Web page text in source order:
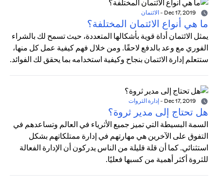
- الائتمان
ما هي أنواع الائتمان المختلفة؟
يمثل الائتمان أداة قوية بأشكالها المتعددة، حيث تسمح لك بالشراء
الفوري مع وعد بالدفع لاحقًا. ومن خلال فهم كيفية عمل كل منها،
ستتعلم إدارة الائتمان بنجاح وكيفية استخدامه بما يحقق لك الفوائد.
- إدارة الثروات
هل تحتاج إلى مدير ثروة؟
السمة البسيطة التي تميز جميع الأثرياء في العالم وتساعدهم في
التفوق على الآخرين هي مهارتهم في إدارة ممتلكاتهم بشكل
استثنائي. كما أن قلة قليلة من الناس يدركون أن الإدارة الفعالة
للثروة أكثر أهمية من كسبها فعليًا.